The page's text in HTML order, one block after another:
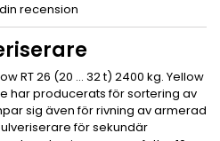
recension
RT 26 (20 ... 32 t) 2400 kg. Yellow
har producerats för sortering av
sig även för rivning av armerad
för sekundär